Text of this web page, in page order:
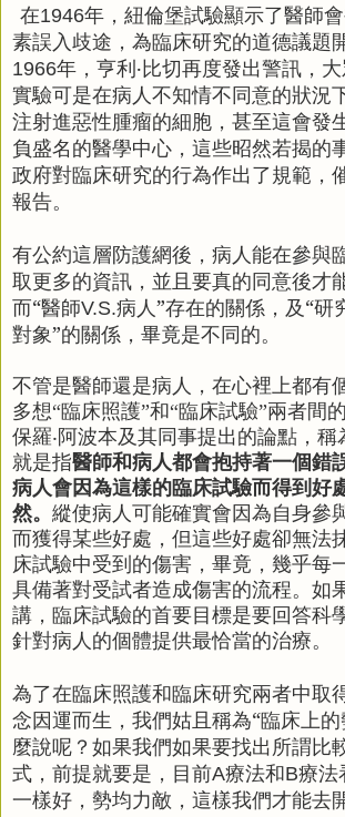
在1946年，紐倫堡試驗顯示了醫師
素誤入歧途，為臨床研究的道德議題
1966年，亨利‧比切再度發出警訊，
實驗可是在病人不知情不同意的狀況
注射進惡性腫瘤的細胞，甚至這會發
負盛名的醫學中心，這些昭然若揭的
政府對臨床研究的行為作出了規範，
報告。
有公約這層防護網後，病人能在參與
取更多的資訊，並且要真的同意後才
而“醫師V.S.病人”存在的關係，及“研
對象”的關係，畢竟是不同的。
不管是醫師還是病人，在心裡上都有
多想“臨床照護”和“臨床試驗”兩者間
保羅‧阿波本及其同事提出的論點，稱
就是指醫師和病人都會抱持著一個錯
病人會因為這樣的臨床試驗而得到好
然。 縱使病人可能確實會因為自身參
而獲得某些好處，但這些好處卻無法
床試驗中受到的傷害，畢竟，幾乎每
具備著對受試者造成傷害的流程。如
講，臨床試驗的首要目標是要回答科
針對病人的個體提供最恰當的治療。
為了在臨床照護和臨床研究兩者中取
念因運而生，我們姑且稱為“臨床上
麼說呢？如果我們如果要找出所謂比
式，前提就要是，目前A療法和B療法
一樣好，勢均力敵，這樣我們才能去